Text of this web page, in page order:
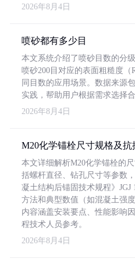
2026年8月4日
喷砂都有多少目
本文系统介绍了喷砂目数的分
喷砂200目对应的表面粗糙度（
同目数的应用场景。数据来源
实践，帮助用户根据需求选择
2026年8月4日
M20化学锚栓尺寸规格及
本文详细解析M20化学锚栓的
括螺杆直径、钻孔尺寸等参数
凝土结构后锚固技术规程》
方法和典型数值（如混凝土强
内容涵盖安装要点、性能影响
程技术人员参考。
2026年8月4日